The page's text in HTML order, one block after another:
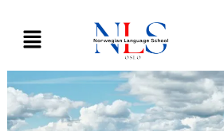
content
Menu